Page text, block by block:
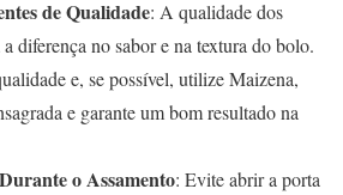
de Qualidade: A qualidade dos
diferença no sabor e na textura do bolo.
e, se possível, utilize Maizena,
e garante um bom resultado na
o Assamento: Evite abrir a porta